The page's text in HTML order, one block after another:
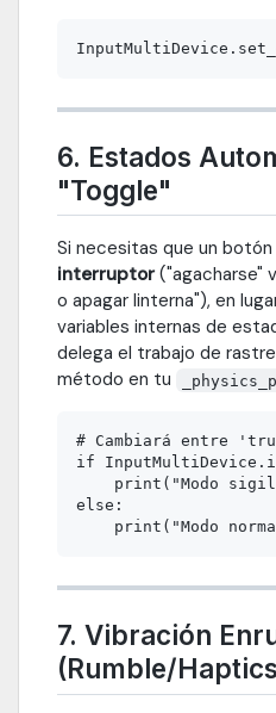
6. Estados
"Toggle"
Si necesitas que un
interruptor("agacharse"
o apagar linterna"), en
variables internas de
delega el trabajo de
método en tu
# Cambiará entre
if
print("Modo
else:
7. Vibración
(Rumble/